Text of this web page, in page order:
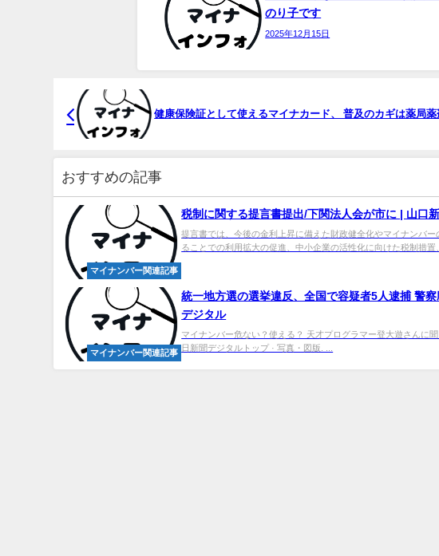
のり子です
2025年12月15日
健康保険証として使えるマイナカード、 普及のカギは薬局薬
おすすめの記事
マイナンバー関連記事
税制に関する提言書提出/下関法人会が市に | 山口
提言書では、今後の金利上昇に備えた財政健全化やマイナンバー
ることでの利用拡大の促進、中小企業の活性化に向けた税制措置
マイナンバー関連記事
統一地方選の選挙違反、全国で容疑者5人逮捕 警
デジタル
マイナンバー危ない？使える？ 天才プログラマー登大遊さんに
日新聞デジタルトップ · 写真・図版. ...